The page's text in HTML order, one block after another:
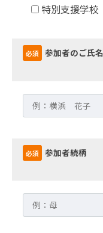
特別支援学校
必須 参加者のご氏名
必須 参加者続柄